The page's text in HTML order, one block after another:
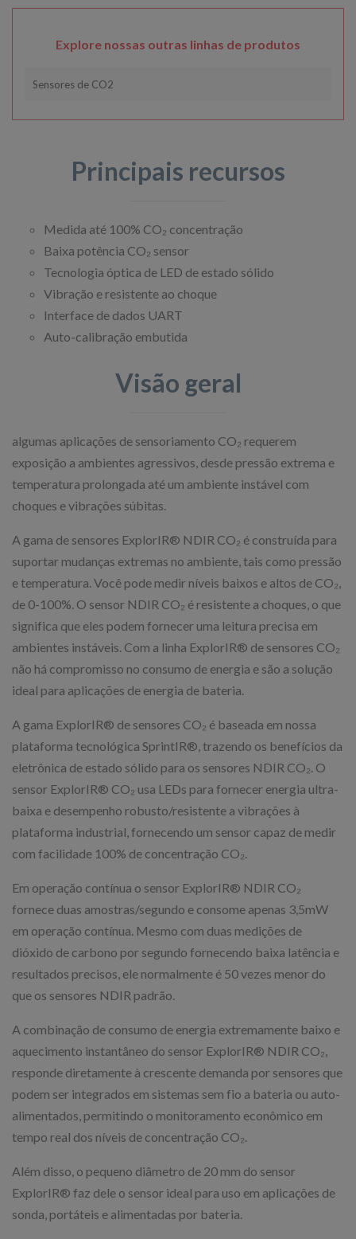
Explore nossas outras linhas de produtos
Sensores de CO2
Principais recursos
Medida até 100% CO₂ concentração
Baixa potência CO₂ sensor
Tecnologia óptica de LED de estado sólido
Vibração e resistente ao choque
Interface de dados UART
Auto-calibração embutida
Visão geral
algumas aplicações de sensoriamento CO₂ requerem
exposição a ambientes agressivos, desde pressão extrema e
temperatura prolongada até um ambiente instável com
choques e vibrações súbitas.
A gama de sensores ExplorIR® NDIR CO₂ é construída para
suportar mudanças extremas no ambiente, tais como pressão
e temperatura. Você pode medir níveis baixos e altos de CO₂,
de 0-100%. O sensor NDIR CO₂ é resistente a choques, o que
significa que eles podem fornecer uma leitura precisa em
ambientes instáveis. Com a linha ExplorIR® de sensores CO₂
não há compromisso no consumo de energia e são a solução
ideal para aplicações de energia de bateria.
A gama ExplorIR® de sensores CO₂ é baseada em nossa
plataforma tecnológica SprintIR®, trazendo os benefícios da
eletrônica de estado sólido para os sensores NDIR CO₂. O
sensor ExplorIR® CO₂ usa LEDs para fornecer energia ultra-
baixa e desempenho robusto/resistente a vibrações à
plataforma industrial, fornecendo um sensor capaz de medir
com facilidade 100% de concentração CO₂.
Em operação contínua o sensor ExplorIR® NDIR CO₂
fornece duas amostras/segundo e consome apenas 3,5mW
em operação contínua. Mesmo com duas medições de
dióxido de carbono por segundo fornecendo baixa latência e
resultados precisos, ele normalmente é 50 vezes menor do
que os sensores NDIR padrão.
A combinação de consumo de energia extremamente baixo e
aquecimento instantâneo do sensor ExplorIR® NDIR CO₂,
responde diretamente à crescente demanda por sensores que
podem ser integrados em sistemas sem fio a bateria ou auto-
alimentados, permitindo o monitoramento econômico em
tempo real dos níveis de concentração CO₂.
Além disso, o pequeno diâmetro de 20 mm do sensor
ExplorIR® faz dele o sensor ideal para uso em aplicações de
sonda, portáteis e alimentadas por bateria.